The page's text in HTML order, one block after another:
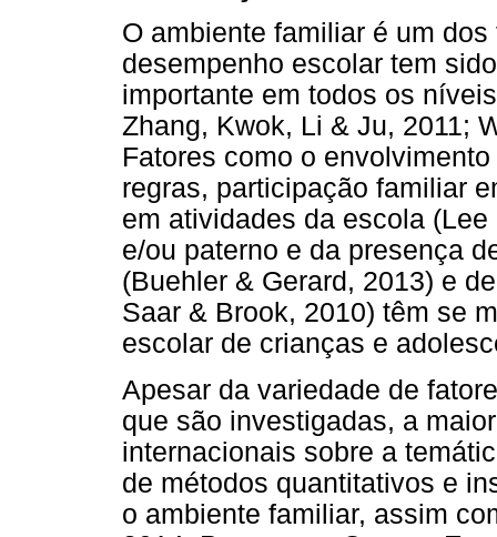
O ambiente familiar é um
desempenho escolar tem
importante em todos os
Zhang, Kwok, Li & Ju, 2011;
Fatores como o
regras, participação familiar
em atividades da escola
e/ou paterno e da presença
(Buehler & Gerard, 2013) e
Saar & Brook, 2010) têm se
escolar de crianças e
Apesar da variedade de
que são investigadas, a
internacionais sobre a
de métodos quantitativos e
o ambiente familiar, assim